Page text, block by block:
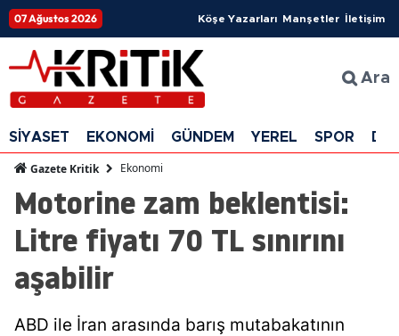
07 Ağustos 2026 Köşe Yazarları Manşetler İletişim
Ara
SİYASET EKONOMİ GÜNDEM YEREL SPOR
Gazete Kritik Ekonomi
Motorine zam beklentisi:
Litre fiyatı 70 TL sınırını
aşabilir
ABD ile İran arasında barış mutabakatının